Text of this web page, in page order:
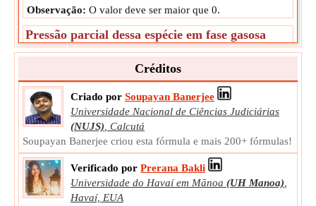
Observação: O valor deve ser maior que 0.
Pressão parcial dessa espécie em fase gasosa
A pressão parcial dessa espécie na fase gasosa é uma
medida da atividade termodinâmica das moléculas do gás.
Símbolo: Pspecies
Medição: Pressão
Unidade:
Pa
Observação:O valor deve ser maior que 0.
Créditos
Criado por Soupayan Banerjee
Universidade Nacional de Ciências Judiciárias
(NUJS), Calcutá
Soupayan Banerjee criou esta fórmula e mais 200+ fórmulas!
Verificado por Prerana Bakli
Universidade do Havaí em Mānoa (UH Manoa),
Havaí, EUA